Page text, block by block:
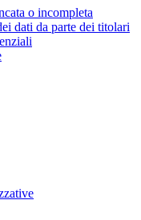
o incompleta
dati da parte dei titolari